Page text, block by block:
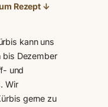
Rezept ↓
kann uns
bis Dezember
und
Wir
gerne zu